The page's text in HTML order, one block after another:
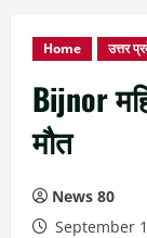
Home उत्तर
Bijnor
मौत
News 80
September